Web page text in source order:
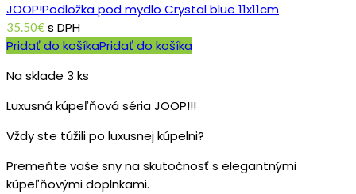
JOOP!Podložka pod mydlo Crystal blue 11x11cm
35.50€ s DPH
Pridať do košíkaPridať do košíka
Na sklade 3 ks
Luxusná kúpeľňová séria JOOP!!!
Vždy ste túžili po luxusnej kúpelni?
Premeňte vaše sny na skutočnosť s elegantnými
kúpeľňovými doplnkami.